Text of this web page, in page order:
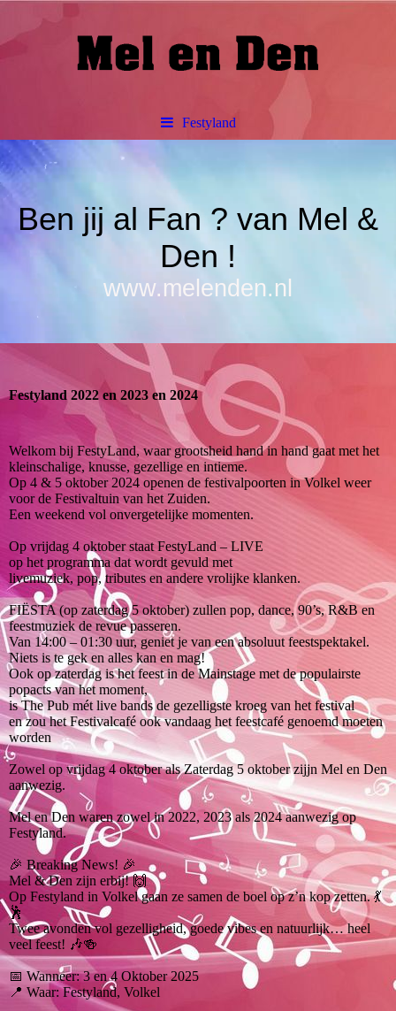
Festyland
Ben jij al Fan ? van Mel &
Den !
www.melenden.nl
Festyland 2022 en 2023 en 2024
Welkom bij FestyLand, waar grootsheid hand in hand gaat met het
kleinschalige, knusse, gezellige en intieme.
Op 4 & 5 oktober 2024 openen de festivalpoorten in Volkel weer
voor de Festivaltuin van het Zuiden.
Een weekend vol onvergetelijke momenten.
Op vrijdag 4 oktober staat FestyLand – LIVE
op het programma dat wordt gevuld met
livemuziek, pop, tributes en andere vrolijke klanken.
FIËSTA (op zaterdag 5 oktober) zullen pop, dance, 90’s, R&B en
feestmuziek de revue passeren.
Van 14:00 – 01:30 uur, geniet je van een absoluut feestspektakel.
Niets is te gek en alles kan en mag!
Ook op zaterdag is het feest in de Mainstage met de populairste
popacts van het moment,
is The Pub mét live bands de gezelligste kroeg van het festival
en zou het Festivalcafé ook vandaag het feestcafé genoemd moeten
worden
Zowel op vrijdag 4 oktober als Zaterdag 5 oktober zijjn Mel en Den
aanwezig.
Mel en Den waren zowel in 2022, 2023 als 2024 aanwezig op
Festyland.
🎉 Breaking News! 🎉
Mel & Den zijn erbij! 🙌
Op Festyland in Volkel gaan ze samen de boel op z’n kop zetten. 💃
🕺
Twee avonden vol gezelligheid, goede vibes en natuurlijk… heel
veel feest! 🎶🍻
📅 Wanneer: 3 en 4 Oktober 2025
📍 Waar: Festyland, Volkel